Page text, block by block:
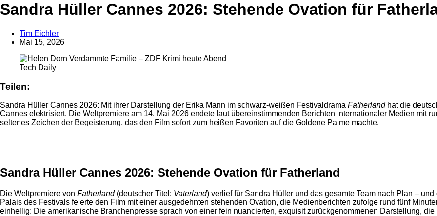
Sandra Hüller Cannes 2026: Stehende Ovation für
Tim Eichler
Mai 15, 2026
Tech Daily
Teilen:
Sandra Hüller Cannes 2026: Mit ihrer Darstellung der Erika Mann im schwarz-weißen Festivaldrama Fatherlandhat die
Cannes elektrisiert. Die Weltpremiere am 14. Mai 2026 endete laut übereinstimmenden Berichten internationaler Medien mit
seltenes Zeichen der Begeisterung, das den Film sofort zum heißen Favoriten auf die Goldene Palme machte.
Sandra Hüller Cannes 2026: Stehende Ovation für Fatherland
Die Weltpremiere von Fatherland(deutscher Titel: Vaterland) verlief für Sandra Hüller und das gesamte Team nach Plan –
Palais des Festivals feierte den Film mit einer ausgedehnten stehenden Ovation, die Medienberichten zufolge rund fünf
einhellig: Die amerikanische Branchenpresse sprach von einer fein nuancierten, exquisit zurückgenommenen Darstellung, die